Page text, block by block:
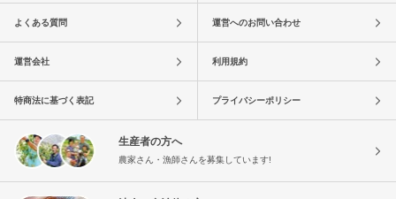
よくある質問 運営へのお問い合わせ
運営会社 利用規約
特商法に基づく表記 プライバシーポリシー
生産者の方へ
農家さん・漁師さんを募集しています!